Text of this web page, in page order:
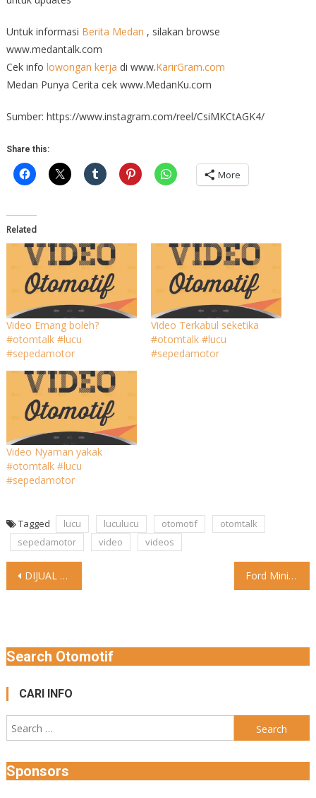
Untuk informasi Berita Medan , silakan browse
www.medantalk.com
Cek info lowongan kerja di www.KarirGram.com
Medan Punya Cerita cek www.MedanKu.com
Sumber: https://www.instagram.com/reel/CsiMKCtAGK4/
Share this:
More
Related
Video Emang boleh?
#otomtalk #lucu
#sepedamotor
Video Terkabul seketika
#otomtalk #lucu
#sepedamotor
Video Nyaman yakak
#otomtalk #lucu
#sepedamotor
Tagged lucu luculucu otomotif
otomtalk
sepedamotor
video videos
Post
DIJUAL MAZDA CX-5 Type Elite Tahun 2018 KM 62rb an Ford Mini Bronco Bakal Menjadi Lawan Sepadan Suzuki Jimny Suzuki
Search Otomotif
CARI INFO
Search
for:
Sponsors